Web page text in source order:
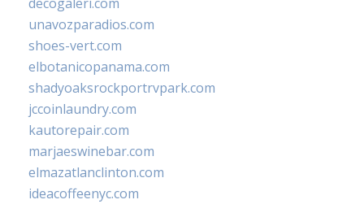
unavozparadios.com
shoes-vert.com
elbotanicopanama.com
shadyoaksrockportrvpark.com
jccoinlaundry.com
kautorepair.com
marjaeswinebar.com
elmazatlanclinton.com
ideacoffeenyc.com